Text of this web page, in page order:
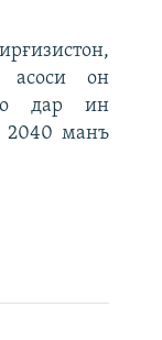
асоси он
дар ин
2040 манъ